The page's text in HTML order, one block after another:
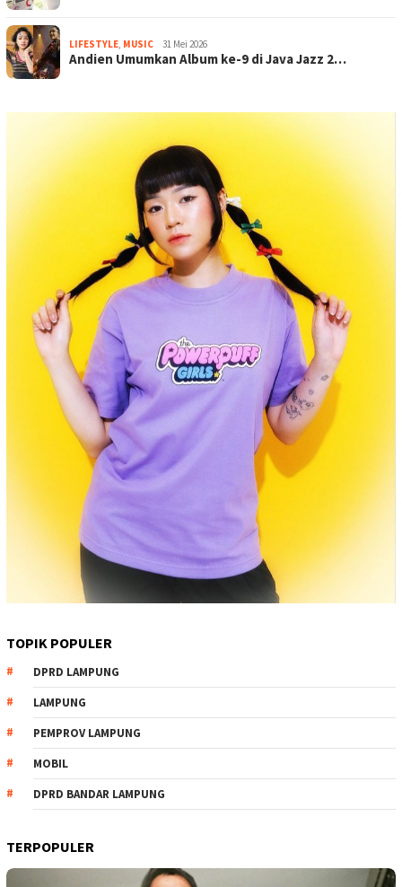
LIFESTYLE, MUSIC 31 Mei 2026
Andien Umumkan Album ke-9 di Java Jazz 2…
TOPIK POPULER
DPRD LAMPUNG
LAMPUNG
PEMPROV LAMPUNG
MOBIL
DPRD BANDAR LAMPUNG
TERPOPULER